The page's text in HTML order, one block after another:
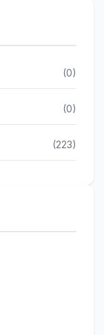
(0)
(0)
(223)